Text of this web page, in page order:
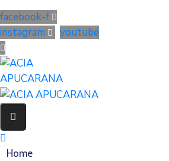
facebook-f
instagram
youtube
Home